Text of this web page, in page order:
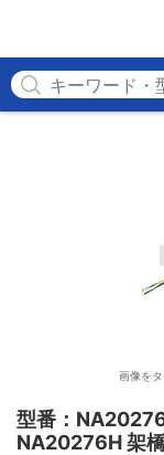
画像を
型番：
NA20276H 架